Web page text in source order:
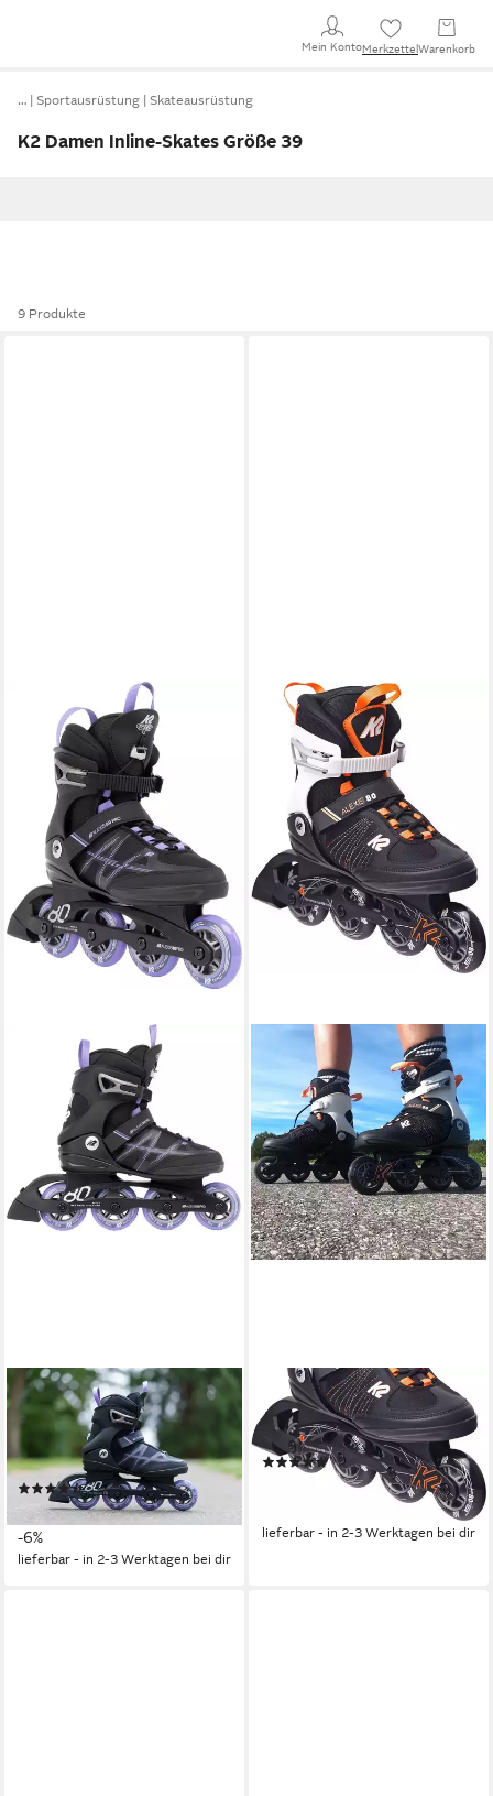
Mein KontoMerkzettel Warenkorb
… Sportausrüstung Skateausrüstung
K2 Damen Inline-Skates Größe 39
9 Produkte
K2
Inlineskates K2 ALEXIS 80
PRO Inline Skate
black/lavender
(3)
169,90 € UVP179,90 €
-6%
lieferbar - in 2-3 Werktagen bei dir
Inlineskates K2 ALEXIS 80
Inline Skate black/coral
(10)
ab 129,90 € UVP179,90 €
lieferbar - in 2-3 Werktagen bei dir